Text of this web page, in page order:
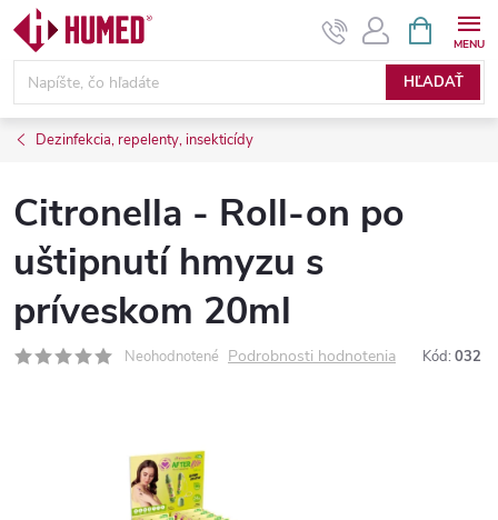
Prejsť
obsah
HĽADAŤ
KOŠÍK
Dezinfekcia, repelenty, insekticídy
Citronella - Roll-on po
uštipnutí hmyzu s
príveskom 20ml
Neohodnotené Podrobnosti hodnotenia Kód: 032